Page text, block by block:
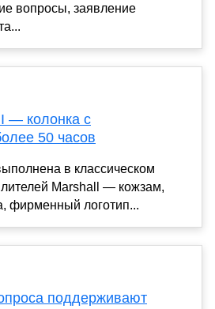
вопросы, заявление
— колонка с
50 часов
в классическом
Marshall — кожзам,
фирменный логотип...
поддерживают